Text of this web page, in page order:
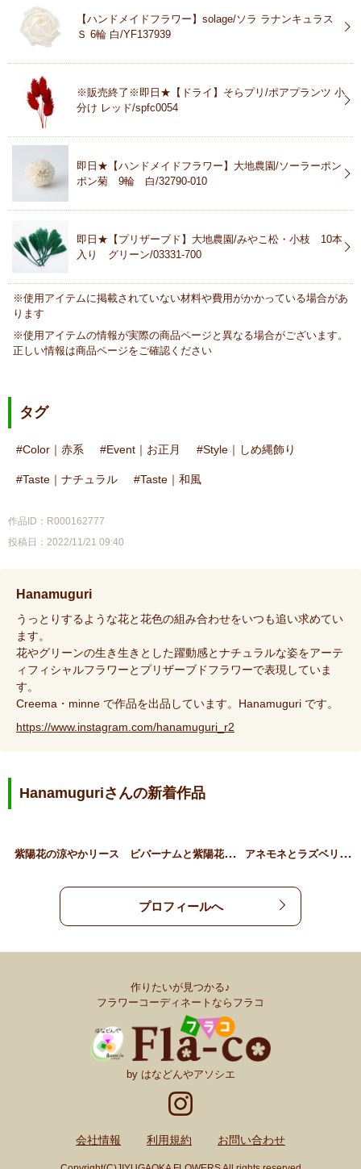
【ハンドメイドフラワー】solage/ソラ ラナンキュラス
Ｓ 6輪 白/YF137939
※販売終了※即日★【ドライ】そらプリ/ポアプランツ 小
分け レッド/spfc0054
即日★【ハンドメイドフラワー】大地農園/ソーラーポン
ポン菊 9輪 白/32790-010
即日★【プリザーブド】大地農園/みやこ松・小枝 10本
入り グリーン/03331-700
※使用アイテムに掲載されていない材料や費用がかかっている場合があ
ります
※使用アイテムの情報が実際の商品ページと異なる場合がございます。
正しい情報は商品ページをご確認ください
タグ
Color｜赤系 Event｜お正月 Style｜しめ縄飾り
Taste｜ナチュラル Taste｜和風
作品ID：R000162777
投稿日：2022/11/21 09:40
Hanamuguri
うっとりするような花と花色の組み合わせをいつも追い求めてい
ます。
花やグリーンの生き生きとした躍動感とナチュラルな姿をアーテ
ィフィシャルフラワーとプリザーブドフラワーで表現していま
す。
Creema・minne で作品を出品しています。Hanamuguri です。
https://www.instagram.com/hanamuguri_r2
Hanamuguriさんの新着作品
紫陽花の涼やかリース ビ
バーナムと紫陽花の壁掛け… ア
ネモネとラズベリーのバス…
プロフィールへ
作りたいが見つかる♪
フラワーコーディネートならフラコ
by はなどんやアソシエ
会社情報 利用規約 お問い合わせ